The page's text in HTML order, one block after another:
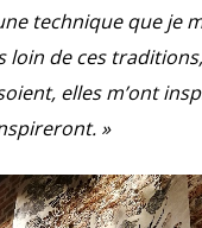
technique que je
loin de ces
elles m’ont
»